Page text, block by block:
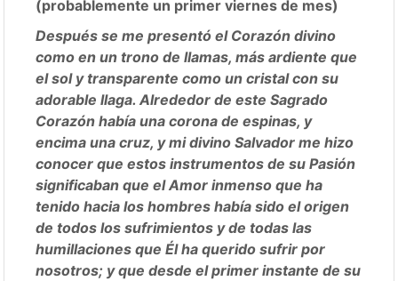
(probablemente un primer viernes de mes)
Después se me presentó el Corazón divino
como en un trono de llamas, más ardiente que
el sol y transparente como un cristal con su
adorable llaga. Alrededor de este Sagrado
Corazón había una corona de espinas, y
encima una cruz, y mi divino Salvador me hizo
conocer que estos instrumentos de su Pasión
significaban que el Amor inmenso que ha
tenido hacia los hombres había sido el origen
de todos los sufrimientos y de todas las
humillaciones que Él ha querido sufrir por
nosotros; y que desde el primer instante de su